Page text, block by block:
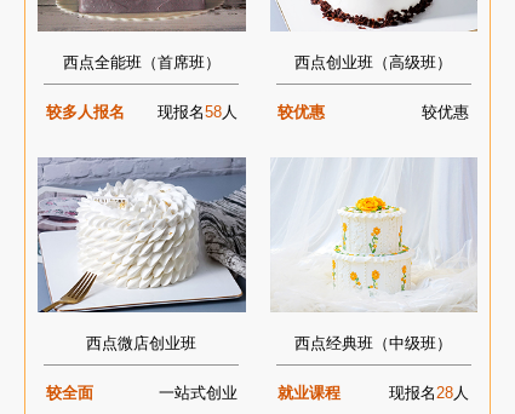
西点全能班（首席班）
较多人报名 现报名58人
西点创业班（高级班）
较优惠 较优惠
西点微店创业班
较全面 一站式创业
西点经典班（中级班）
就业课程 现报名28人